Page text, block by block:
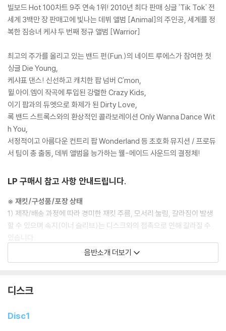
빌보드 Hot 100차트 9주 연속 1위! 2010년 최다 판매 싱글 'Tik Tok' 전
세계 3백만 장 판매고에 빛나는 데뷔 앨범 [Animal]의 주인공, 세계를 정
복한 짐승녀 케샤 두 번째 정규 앨범 [Warrior]
최고의 주가를 올리고 있는 밴드 펀(Fun.)의 네이트 루에스가 참여한 첫
싱글 Die Young,
케샤표 댄스! 신선하고 캐치한 팝 넘버 C'mon,
윌.아이.엠이 작곡에 투입된 강렬한 Crazy Kids,
이기 팝과의 듀엣으로 화제가 된 Dirty Love,
록 밴드 스트록스와의 환상적인 콜라보레이션 Only Wanna Dance Wit
h You,
서정적이고 아름다운 컨트리 팝 Wonderland 등 초호화 뮤지션 / 프로듀
서 팀이 총 출동, 데뷔 앨범을 능가하는 웰-메이드 사운드의 결정체!
LP 구매시 참고 사항 안내드립니다.
※ 재킷/구성품/포장 상태
1) 제작/배송 과정에 따라 경미한 재킷 주름, 모서리 눌림, 갈라짐이 발생
할 수 있으며 속지(이너 슬리브)는 디스크와의 접촉으로 인해 갈라질 수
있습니다.
외관상 불량 확인되는 상품을 개봉 시엔 반품/교환 처리 불가합니다.
2) 디스크 라벨은 공정상 매끄럽게 부착되지 않을 수도 있으며 겉포장 비
3) 일본 제작 LP는 대부분 겉비닐이 밀봉되어 있지 않습니다.
4) 디지털 다운로드 코드는 본사에서 공지 없이 증정 종료될 수 있습니다.
음반소개 더보기
디스크
Disc1